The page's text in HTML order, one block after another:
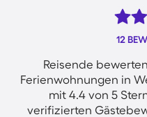
12
Reisende
Ferienwohnungen in
mit 4.4 von 5
verifizierten